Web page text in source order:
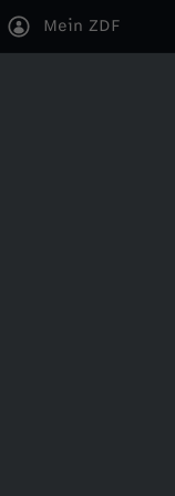
Mein ZDF